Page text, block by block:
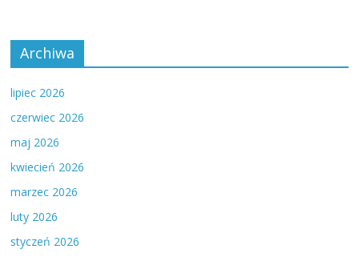
Archiwa
lipiec 2026
czerwiec 2026
maj 2026
kwiecień 2026
marzec 2026
luty 2026
styczeń 2026